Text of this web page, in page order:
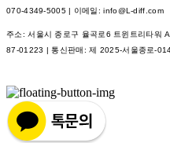
070-4349-5005 | 이메일: info@L-diff.com
주소: 서울시 종로구 율곡로6 트윈트리타워
87-01223 | 통신판매:제 2025-서울종로-